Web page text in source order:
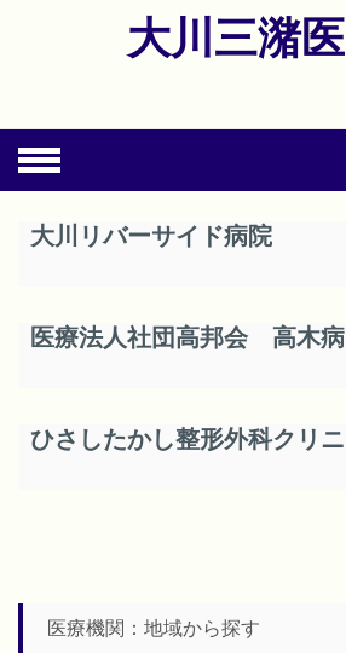
大川三潴
大川リバーサイド病院
医療法人社団高邦会 高木
ひさしたかし整形外科クリ
医療機関：地域から探す